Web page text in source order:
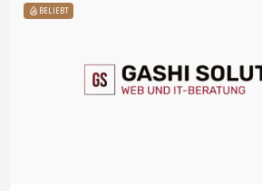
BELIEBT